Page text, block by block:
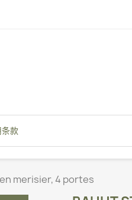
款
merisier, 4 portes